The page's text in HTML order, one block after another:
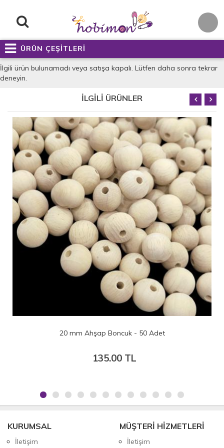
ÜRÜN ÇEŞİTLERİ
İlgili ürün bulunamadı veya satışa kapalı. Lütfen daha sonra tekrar
deneyin.
İLGİLİ ÜRÜNLER
20 mm Ahşap Boncuk - 50 Adet
135.00 TL
KURUMSAL
İletişim
MÜŞTERİ HİZMETLERİ
İletişim